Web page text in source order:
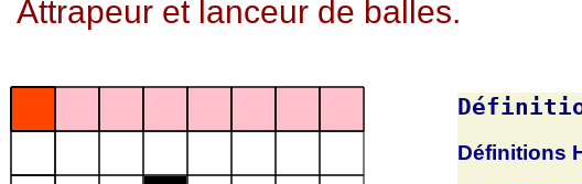
Attrapeur et lanceur de balles.
Définitions